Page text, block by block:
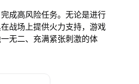
成高风险任务。无论是进行
战场上提供火力支持，游戏
无二、充满紧张刺激的体